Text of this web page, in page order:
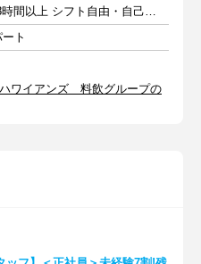
週1日以上 1日8時間以上 シフト自由・自己申告
ト
ワイアンズ 料飲グループの